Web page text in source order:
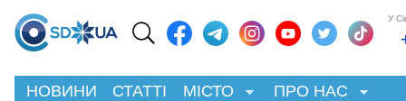
У
НОВИНИ СТАТТІ МІСТО ПРО НАС